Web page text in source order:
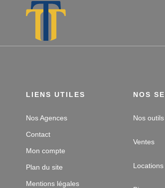
LIENS UTILES
Nos Agences
Contact
Mon compte
Plan du site
Mentions légales
NOS
Nos outils
Ventes
Locations